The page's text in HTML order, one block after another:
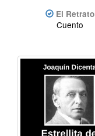
El Retrato
Cuento